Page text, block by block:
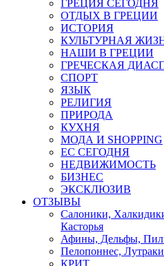
ГРЕЦИЯ СЕГОДНЯ
ОТДЫХ В ГРЕЦИИ
ИСТОРИЯ
КУЛЬТУРНАЯ
НАШИ В ГРЕЦИИ
ГРЕЧЕСКАЯ
СПОРТ
ЯЗЫК
РЕЛИГИЯ
ПРИРОДА
КУХНЯ
МОДА И SHOPPING
ЕС СЕГОДНЯ
НЕДВИЖИМОСТЬ
БИЗНЕС
ЭКСКЛЮЗИВ
ОТЗЫВЫ
Салоники,
Касторья
Афины, Дельфы,
Пелопоннес, Лутраки
КРИТ